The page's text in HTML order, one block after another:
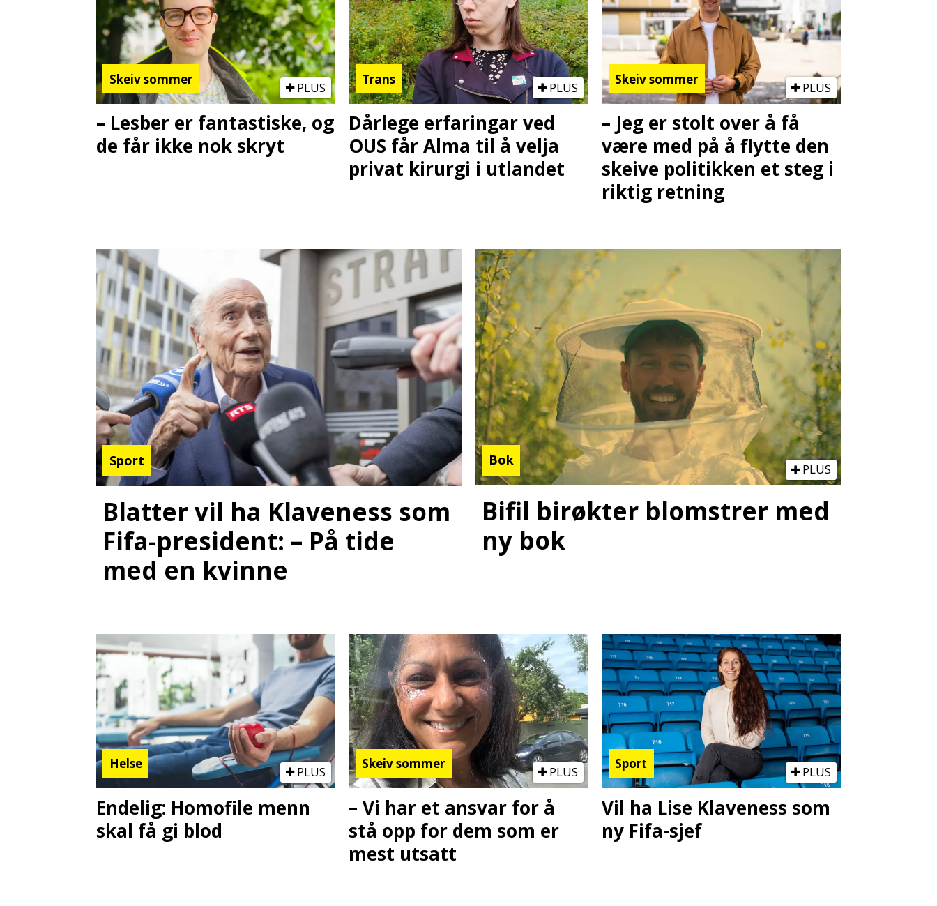
Skeiv sommer
PLUS
– Lesber er fantastiske, og
de får ikke nok skryt
Trans
PLUS
Dårlege erfaringar ved
OUS får Alma til å velja
privat kirurgi i utlandet
Skeiv sommer
PLUS
– Jeg er stolt over å få
være med på å flytte den
skeive politikken et steg i
riktig retning
Sport
Blatter vil ha Klaveness som
Fifa-president: – På tide
med en kvinne
Bok
PLUS
Bifil birøkter blomstrer med
ny bok
Helse
PLUS
Endelig: Homofile menn
skal få gi blod
Skeiv sommer
PLUS
– Vi har et ansvar for å
stå opp for dem som er
mest utsatt
Sport
PLUS
Vil ha Lise Klaveness som
ny Fifa-sjef